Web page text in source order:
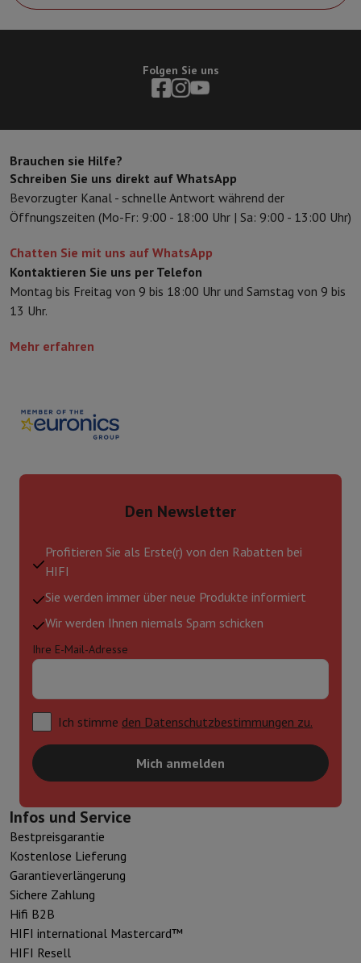
Folgen Sie uns
Brauchen sie Hilfe?
Schreiben Sie uns direkt auf WhatsApp
Bevorzugter Kanal - schnelle Antwort während der
Öffnungszeiten (Mo-Fr: 9:00 - 18:00 Uhr | Sa: 9:00 - 13:00 Uhr)
Chatten Sie mit uns auf WhatsApp
Kontaktieren Sie uns per Telefon
Montag bis Freitag von 9 bis 18:00 Uhr und Samstag von 9 bis
13 Uhr.
Mehr erfahren
Den Newsletter
Profitieren Sie als Erste(r) von den Rabatten bei
HIFI
Sie werden immer über neue Produkte informiert
Wir werden Ihnen niemals Spam schicken
Ihre E-Mail-Adresse
Ich stimme den Datenschutzbestimmungen zu.
Mich anmelden
Infos und Service
Bestpreisgarantie
Kostenlose Lieferung
Garantieverlängerung
Sichere Zahlung
Hifi B2B
HIFI international Mastercard™
HIFI Resell